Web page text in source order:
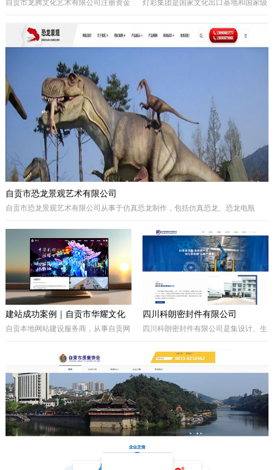
灯彩集团是国家文化出口基地和国家级
企业，集团子公司新亚彩灯是连续多年
由中央五部委联合授予的国家文化出口
州、安徽、甘肃、加拿大、美国等多个
控股合作团队。集团从…
自贡市龙腾文化艺术有限公司注册资金
之乡、中国灯城”美誉的四川省自贡
市。拥有“占地100余亩的中国彩灯仿真
司从事彩灯艺术工程、彩车彩船巡游工
程、趣味式景观游乐器具、景观雕塑工
程、城市文化符号美化亮化工程，以及
仿真恐龙、仿真动植物、化石制作和演
绎程控机器人研发生产。
自贡市恐龙景观艺术有限公司
自贡市恐龙景观艺术有限公司从事于仿真恐龙制作，包括仿真恐龙、恐龙电瓶
建站成功案例｜自贡市华耀文化
艺术有限公司官网定制开发项目
自贡本地网站建设服务商，从事自贡网
发，本次完成自贡市华耀文化艺术有限
公司官网定制搭建，包含品牌展示、案
例展示、在线询盘功能，搭配全套基础
SEO优化。
四川科朗密封件有限公司
四川科朗密封件有限公司是集设计、生
于电力、氧化铝、矿山、石油石化、钢
铁等行业所需的机械密封件及其配件、
密封件的生产制造；因公司业务发展需
要，成立的四川科朗环保设备有限公司
主要经营泵阀及其配件、硬质合金制品
类产品、耐磨材料类配件，承接用户非
标件设计和定制。